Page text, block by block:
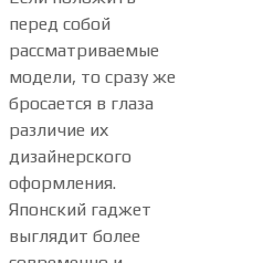
перед собой
рассматриваемые
модели, то сразу же
бросается в глаза
различие их
дизайнерского
оформления.
Японский гаджет
выглядит более